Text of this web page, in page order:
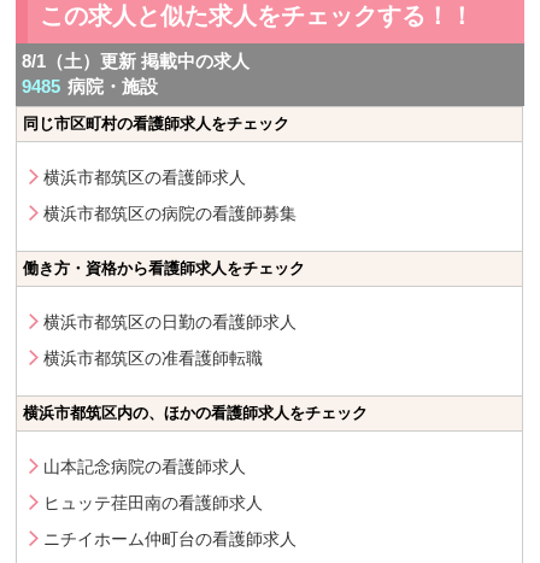
この求人と似た求人をチェックする！！
8/1（土）更新 掲載中の求人
9485 病院・施設
同じ市区町村の看護師求人をチェック
横浜市都筑区の看護師求人
横浜市都筑区の病院の看護師募集
働き方・資格から看護師求人をチェック
横浜市都筑区の日勤の看護師求人
横浜市都筑区の准看護師転職
横浜市都筑区内の、ほかの看護師求人をチェック
山本記念病院の看護師求人
ヒュッテ荏田南の看護師求人
ニチイホーム仲町台の看護師求人